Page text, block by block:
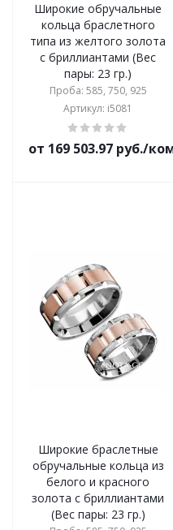
Широкие обручальные
кольца браслетного
типа из желтого золота
с бриллиантами (Вес
пары: 23 гр.)
Проба: 585, 750, 925
Артикул: i5081
от 169 503.97 руб./
Широкие браслетные
обручальные кольца из
белого и красного
золота с бриллиантами
(Вес пары: 23 гр.)